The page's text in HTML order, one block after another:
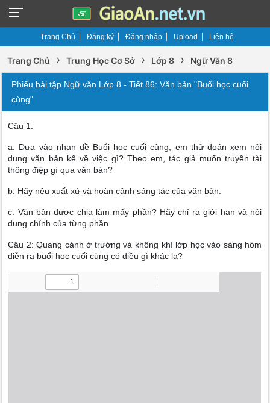
Trang Chủ Đăng ký Đăng nhập Upload Liên hệ
Trang Chủ › Trung Học Cơ Sở › Lớp 8 › Ngữ Văn 8
Phiếu bài tập Ngữ văn Lớp 8 - Tiết 86: Văn bản "Buổi học cuối
cùng"
Câu 1:
a. Dựa vào nhan đề Buổi học cuối cùng, em thử đoán xem nội
dung văn bản kể về việc gì? Theo em, tác giả muốn truyền tài
thông điệp gì qua văn bản?
b. Hãy nêu xuất xứ và hoàn cảnh sáng tác của văn bản.
c. Văn bản được chia làm mấy phần? Hãy chỉ ra giới hạn và nội
dung chính của từng phần.
Câu 2: Quang cảnh ở trường và không khí lớp học vào sáng hôm
diễn ra buổi học cuối cùng có điều gì khác lạ?